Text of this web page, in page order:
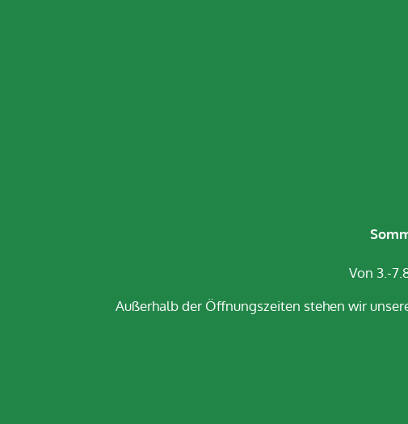
Von 3.-
Außerhalb der Öffnungszeiten stehen wir